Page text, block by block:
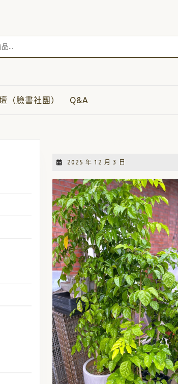
（臉書社團） Q&A
2025 年 12 月 3 日
12
月
3
日